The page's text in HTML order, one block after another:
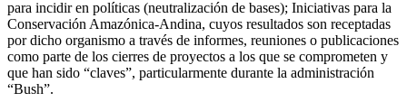
para incidir en políticas (neutralización de bases); Iniciativas para la
Conservación Amazónica-Andina, cuyos resultados son receptadas
por dicho organismo a través de informes, reuniones o publicaciones
como parte de los cierres de proyectos a los que se comprometen y
que han sido “claves”, particularmente durante la administración
“Bush”.